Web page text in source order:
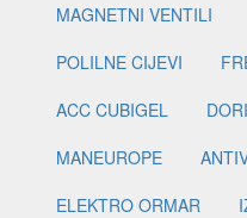
MAGNETNI VENTILI
POLILNE CIJEVI
ACC CUBIGEL
MANEUROPE
ELEKTRO ORMAR